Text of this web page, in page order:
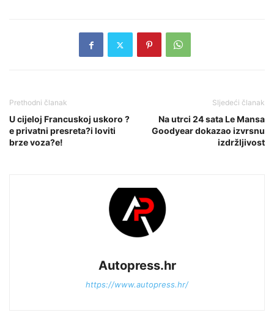
Prethodni članak
U cijeloj Francuskoj uskoro ?
e privatni presreta?i loviti
brze voza?e!
Sljedeći članak
Na utrci 24 sata Le Mansa
Goodyear dokazao izvrsnu
izdržljivost
Autopress.hr
https://www.autopress.hr/